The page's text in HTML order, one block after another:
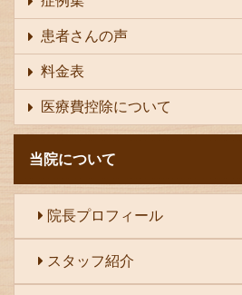
患者さんの声
料金表
医療費控除について
当院について
院長プロフィール
スタッフ紹介